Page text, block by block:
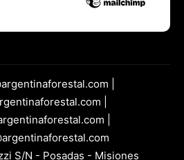
|
|
|
S/N - Posadas - Misiones